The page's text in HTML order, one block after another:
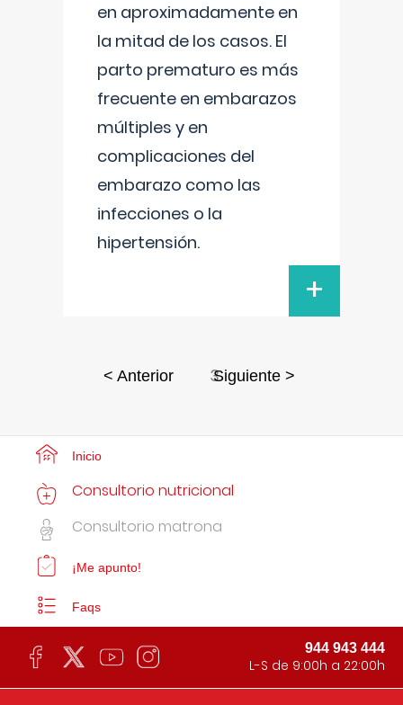
en aproximadamente en
la mitad de los casos. El
parto prematuro es más
frecuente en embarazos
múltiples y en
complicaciones del
embarazo como las
infecciones o la
hipertensión.
+
< Anterior 3Siguiente >
Inicio
Consultorio nutricional
Consultorio matrona
¡Me apunto!
Faqs
944 943 444
L-S de 9:00h a 22:00h